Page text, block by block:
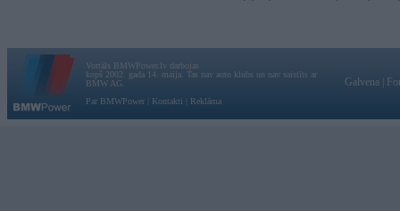
Vortāls BMWPower.lv darbojas
kopš 2002. gada 14. maija. Tas nav auto klubs un nav saistīts ar
BMW AG.
Par BMWPower
Kontakti Reklāma
Galvena